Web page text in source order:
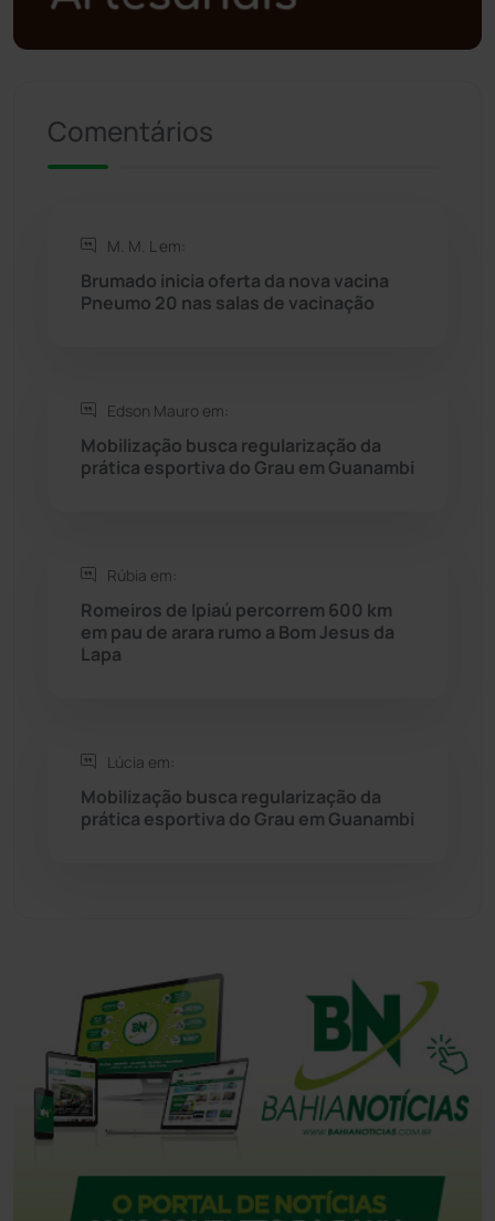
Rio de Contas
Rio do Pires
Sebastião Laranjeiras
Sudoeste Baiano
Tanhaçu (426)
Tecnologia
Urandi (157)
Comentários
M. M. L em:
Brumado inicia oferta da nova vacina
Pneumo 20 nas salas de vacinação
Edson Mauro em:
Mobilização busca regularização da
prática esportiva do Grau em Guanambi
Rúbia em:
Romeiros de Ipiaú percorrem 600 km
em pau de arara rumo a Bom Jesus da
Lapa
Lúcia em:
Mobilização busca regularização da
prática esportiva do Grau em Guanambi